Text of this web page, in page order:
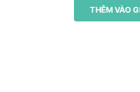
THÊM VÀO